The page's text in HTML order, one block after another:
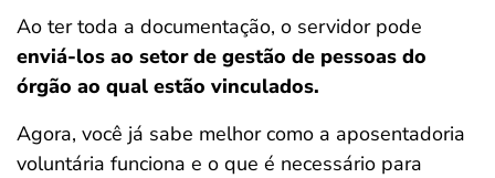
Ao ter toda a documentação, o servidor pode
enviá-los ao setor de gestão de pessoas do
órgão ao qual estão vinculados.
Agora, você já sabe melhor como a aposentadoria
voluntária funciona e o que é necessário para